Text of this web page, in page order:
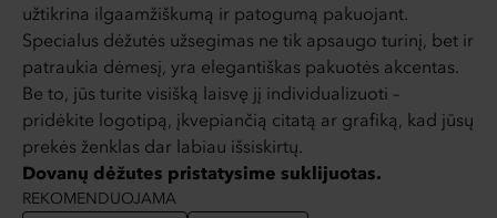
užtikrina ilgaamžiškumą ir patogumą pakuojant.
Specialus dėžutės užsegimas ne tik apsaugo turinį, bet ir
patraukia dėmesį, yra elegantiškas pakuotės akcentas.
Be to, jūs turite visišką laisvę jį individualizuoti –
pridėkite logotipą, įkvepiančią citatą ar grafiką, kad jūsų
prekės ženklas dar labiau išsiskirtų.
Dovanų dėžutes pristatysime suklijuotas.
REKOMENDUOJAMA